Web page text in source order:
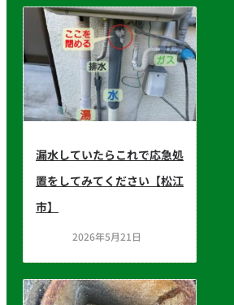
漏水していたらこれで応急処
置をしてみてください【松江
市】
2026年5月21日